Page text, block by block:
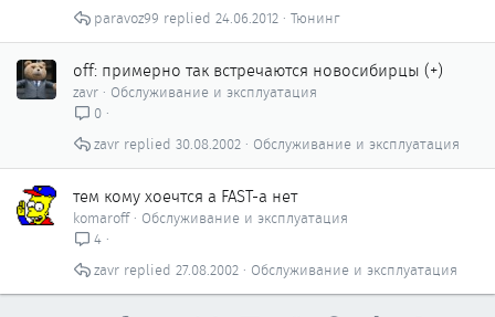
Тюнинг
24.06.2012
paravoz99
off: примерно так встречаются новосибирцы (+)
zavr
Обслуживание и эксплуатация
0
Обслуживание и эксплуатация
30.08.2002
zavr
тем кому хоечтся а FAST-а нет
komaroff
Обслуживание и эксплуатация
4
Обслуживание и эксплуатация
27.08.2002
zavr